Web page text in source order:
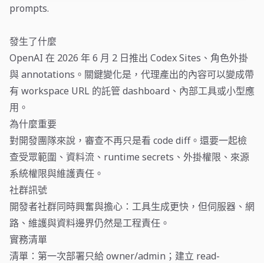
prompts.
發生了什麼
OpenAI 在 2026 年 6 月 2 日推出 Codex Sites、角色外掛
與 annotations。關鍵變化是，代理產出的內容可以變成帶
有 workspace URL 的託管 dashboard、內部工具或小型應
用。
為什麼重要
對開發團隊來說，審查不再只是看 code diff。還要一起檢
查受眾範圍、資料流、runtime secrets、外掛權限、來源
系統權限與維護責任。
社群訊號
開發者社群同時興奮與擔心：工具生成更快，但伺服器、網
路、維護與資料邊界仍然是工程責任。
實務清單
清單：第一次部署只給 owner/admin；建立 read-